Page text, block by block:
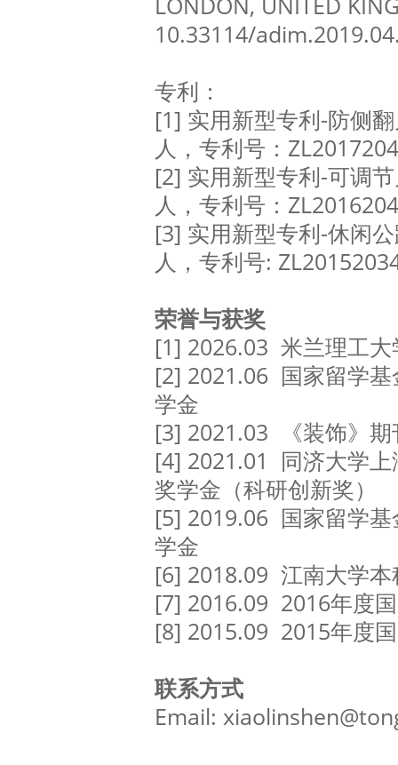
10.33114/
专利：
[1] 实用新型专利-防侧
人，专利号：
[2] 实用新型专利-可调
人，专利号：
[3] 实用新型专利-休闲
人，专利号:
荣誉与获奖
[1] 2026.03 米兰理工
[2] 2021.06 国家留学基
学金
[3] 2021.03 《装饰》
[4] 2021.01 同济大学
奖学金（科研创新奖）
[5] 2019.06 国家留学基
学金
[6] 2018.09 江南大学本
[7] 2016.09 2016年度
[8] 2015.09 2015年度
联系方式
Email: